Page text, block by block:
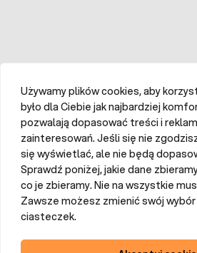
Używamy plików cookies, aby
było dla Ciebie jak najbardziej
pozwalają dopasować treści i
zainteresowań. Jeśli się nie
się wyświetlać, ale nie będą
Sprawdź poniżej, jakie dane
co je zbieramy. Nie na wszystkie
Zawsze możesz zmienić swój
ciasteczek.